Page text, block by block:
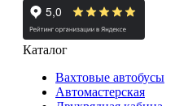
Каталог
Вахтовые автобусы
Автомастерская